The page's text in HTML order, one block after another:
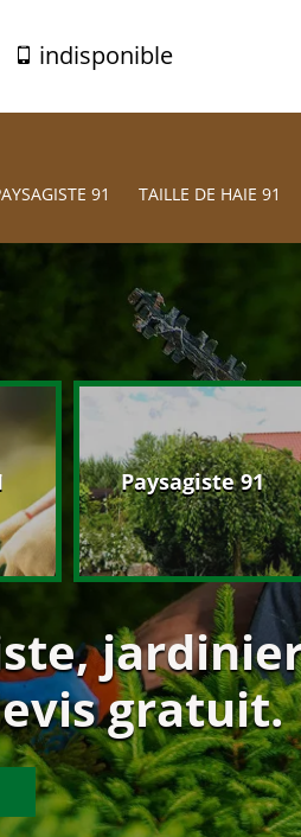
indisponible
91 TAILLE DE HAIE 91
Paysagiste 91
gratuit.